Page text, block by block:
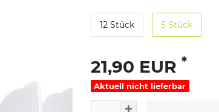
12 Stück 5 Stück
21,90 EUR *
Aktuell nicht lieferbar